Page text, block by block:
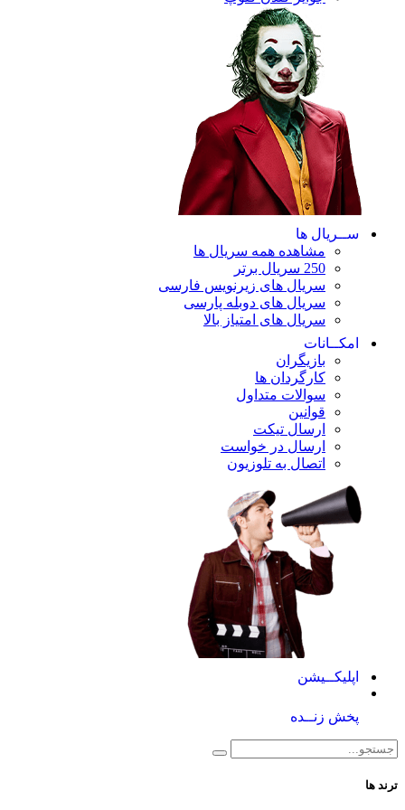
ها
مشاهده همه سریال ها
سریال های زیرنویس فارسی
سریال های دوبله پارسی
سریال های امتیاز بالا
کارگردان ها
سوالات متداول
ارسال تیکت
ارسال در خواست
اتصال به تلوزیون
زنــده